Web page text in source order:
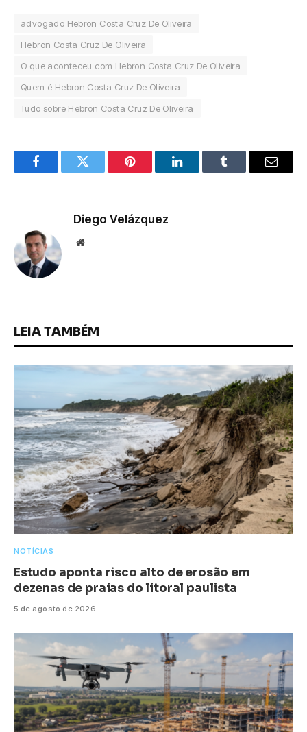
advogado Hebron Costa Cruz De Oliveira
Hebron Costa Cruz De Oliveira
O que aconteceu com Hebron Costa Cruz De Oliveira
Quem é Hebron Costa Cruz De Oliveira
Tudo sobre Hebron Costa Cruz De Oliveira
FacebookTwitter Pinterest LinkedInTumblr Email
Diego Velázquez
Website
LEIA TAMBÉM
NOTÍCIAS
Estudo aponta risco alto de erosão em
dezenas de praias do litoral paulista
5 de agosto de 2026